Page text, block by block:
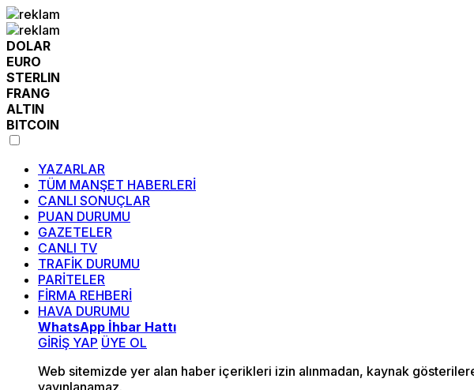
DOLAR
EURO
STERLIN
FRANG
ALTIN
BITCOIN
YAZARLAR
TÜM MANŞET HABERLERİ
CANLI SONUÇLAR
PUAN DURUMU
GAZETELER
CANLI TV
TRAFİK DURUMU
PARİTELER
FİRMA REHBERİ
HAVA DURUMU
WhatsApp İhbar Hattı
GİRİŞ YAP ÜYE OL
Web sitemizde yer alan haber içerikleri izin alınmadan, kaynak
yayınlanamaz.